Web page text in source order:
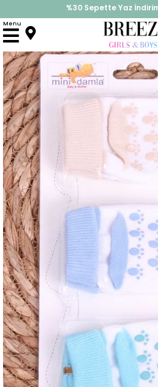
%30 Sepette Yaz
İndirimlere ek %10 İndirimi
Menu
Anasayfa Yenidoğan Çorap